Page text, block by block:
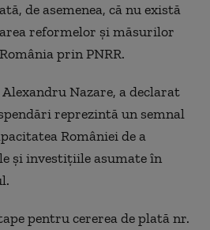
de asemenea, că nu există
reformelor și măsurilor
prin PNRR.
Nazare, a declarat
reprezintă un semnal
României de a
și investițiile asumate în
pentru cererea de plată nr.